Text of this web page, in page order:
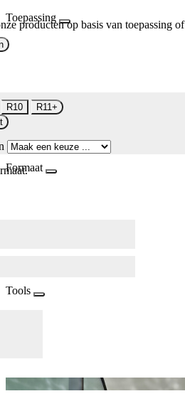
Toepassing
producten op basis van toepassing
R10
R11+
Formaat
Tools